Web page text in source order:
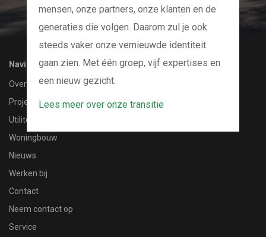
Navigatie
Over ons
Projecten
Utiliteitsbouw
Woningbouw
Nieuws
Werken bij
Contact
Neem contact op
Service
mensen, onze partners, onze klanten en de
generaties die volgen. Daarom zul je ook
steeds vaker onze vernieuwde identiteit
gaan zien. Met één groep, vijf expertises en
een nieuw gezicht.
Lees meer over onze transitie